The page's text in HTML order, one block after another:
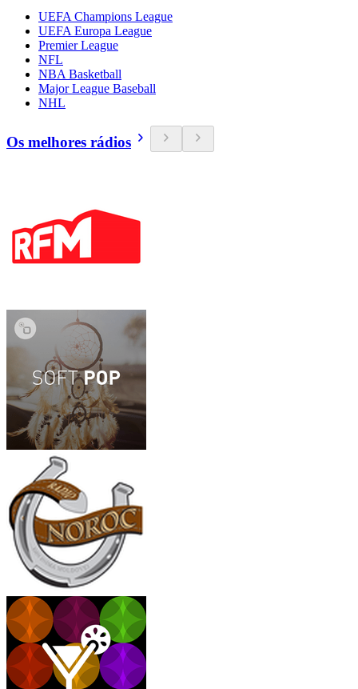
UEFA Champions League
UEFA Europa League
Premier League
NFL
NBA Basketball
Major League Baseball
NHL
Os melhores rádios